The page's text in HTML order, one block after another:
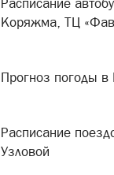
Коряжма, ТЦ
Прогноз погоды
Расписание
Узловой